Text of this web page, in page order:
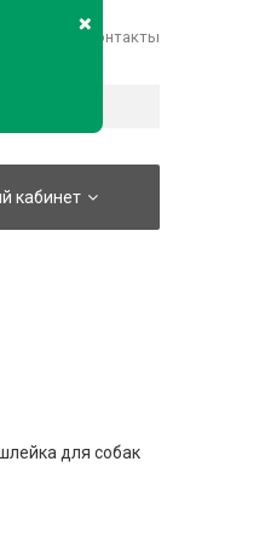
Контакты
кабинет
для собак